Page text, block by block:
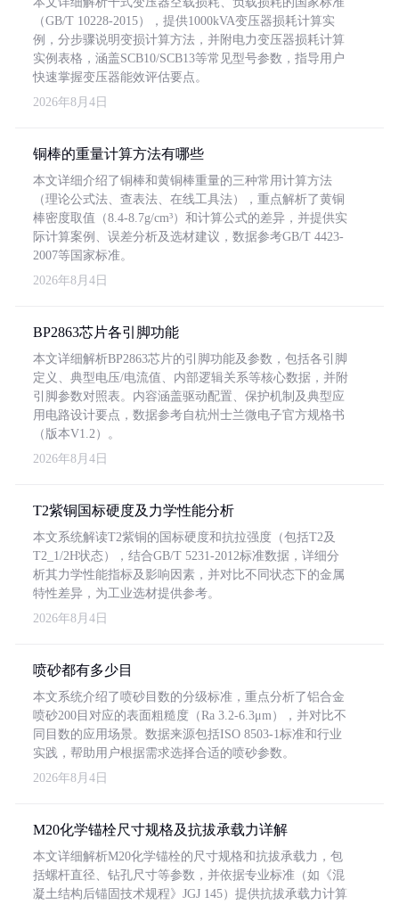
（GB/T 10228-2015），提供1000kVA变压器损耗计算实
例，分步骤说明变损计算方法，并附电力变压器损耗计算
实例表格，涵盖SCB10/SCB13等常见型号参数，指导用户
快速掌握变压器能效评估要点。
2026年8月4日
铜棒的重量计算方法有哪些
本文详细介绍了铜棒和黄铜棒重量的三种常用计算方法
（理论公式法、查表法、在线工具法），重点解析了黄铜
棒密度取值（8.4-8.7g/cm³）和计算公式的差异，并提供实
际计算案例、误差分析及选材建议，数据参考GB/T 4423-
2007等国家标准。
2026年8月4日
BP2863芯片各引脚功能
本文详细解析BP2863芯片的引脚功能及参数，包括各引脚
定义、典型电压/电流值、内部逻辑关系等核心数据，并附
引脚参数对照表。内容涵盖驱动配置、保护机制及典型应
用电路设计要点，数据参考自杭州士兰微电子官方规格书
（版本V1.2）。
2026年8月4日
T2紫铜国标硬度及力学性能分析
本文系统解读T2紫铜的国标硬度和抗拉强度（包括T2及
T2_1/2H状态），结合GB/T 5231-2012标准数据，详细分
析其力学性能指标及影响因素，并对比不同状态下的金属
特性差异，为工业选材提供参考。
2026年8月4日
喷砂都有多少目
本文系统介绍了喷砂目数的分级标准，重点分析了铝合金
喷砂200目对应的表面粗糙度（Ra 3.2-6.3μm），并对比不
同目数的应用场景。数据来源包括ISO 8503-1标准和行业
实践，帮助用户根据需求选择合适的喷砂参数。
2026年8月4日
M20化学锚栓尺寸规格及抗拔承载力详解
本文详细解析M20化学锚栓的尺寸规格和抗拔承载力，包
括螺杆直径、钻孔尺寸等参数，并依据专业标准（如《混
凝土结构后锚固技术规程》JGJ 145）提供抗拔承载力计算